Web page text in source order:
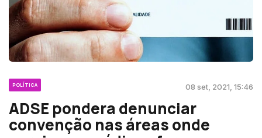
POLÍTICA 08 set, 2021, 15:46
ADSE pondera denunciar
convenção nas áreas onde